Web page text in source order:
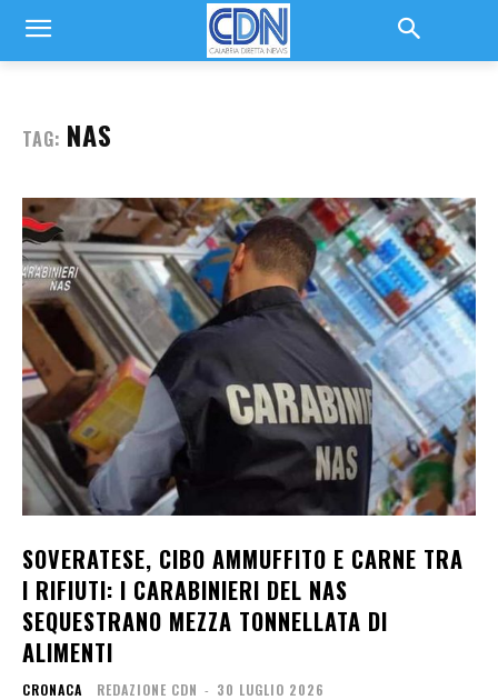
TAG: NAS
SOVERATESE, CIBO AMMUFFITO E CARNE TRA
I RIFIUTI: I CARABINIERI DEL NAS
SEQUESTRANO MEZZA TONNELLATA DI
ALIMENTI
CRONACA REDAZIONE CDN - 30 LUGLIO 2026